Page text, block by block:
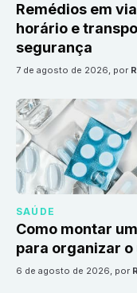
Remédios em
horário e
segurança
7 de agosto de 2026, por
SAÚDE
Como montar
para organizar
6 de agosto de 2026, por